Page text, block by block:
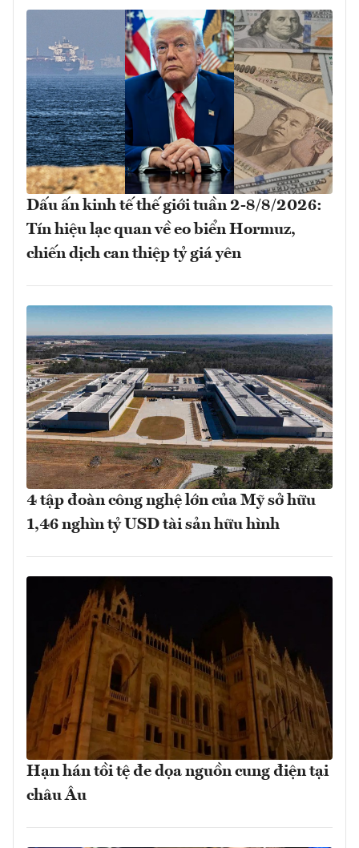
Dấu ấn kinh tế thế giới tuần 2-8/8/2026:
Tín hiệu lạc quan về eo biển Hormuz,
chiến dịch can thiệp tỷ giá yên
4 tập đoàn công nghệ lớn của Mỹ sở hữu
1,46 nghìn tỷ USD tài sản hữu hình
Hạn hán tồi tệ đe dọa nguồn cung điện tại
châu Âu